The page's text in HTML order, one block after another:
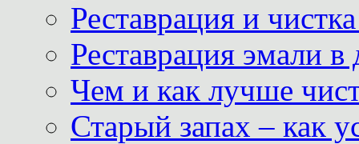
Реставрация и
Реставрация эмали
Чем и как лучше
Старый запах – как